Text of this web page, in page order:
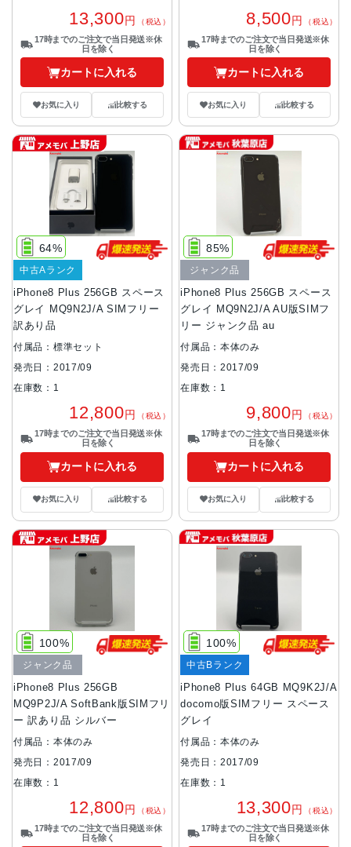
13,300円 （税込）
17時までのご注文で当日発送※休
日を除く
カートに入れる
お気に入り 比較する
8,500円 （税込）
17時までのご注文で当日発送※休
日を除く
カートに入れる
お気に入り 比較する
iPhone8 Plus 256GB スペース
グレイ MQ9N2J/A SIMフリー
訳あり品
64%
中古Aランク
付属品：標準セット
発売日：2017/09
在庫数：1
12,800円 （税込）
17時までのご注文で当日発送※休
日を除く
カートに入れる
お気に入り 比較する
iPhone8 Plus 256GB スペース
グレイ MQ9N2J/A AU版SIMフ
リー ジャンク品 au
85%
ジャンク品
付属品：本体のみ
発売日：2017/09
在庫数：1
9,800円 （税込）
17時までのご注文で当日発送※休
日を除く
カートに入れる
お気に入り 比較する
iPhone8 Plus 256GB
MQ9P2J/A SoftBank版SIMフリ
ー 訳あり品 シルバー
100%
ジャンク品
付属品：本体のみ
発売日：2017/09
在庫数：1
12,800円 （税込）
17時までのご注文で当日発送※休
日を除く
iPhone8 Plus 64GB MQ9K2J/A
docomo版SIMフリー スペース
グレイ
100%
中古Bランク
付属品：本体のみ
発売日：2017/09
在庫数：1
13,300円 （税込）
17時までのご注文で当日発送※休
日を除く